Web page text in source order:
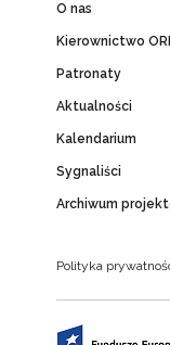
O nas
Kierownictwo
Patronaty
Aktualności
Kalendarium
Sygnaliści
Archiwum
Polityka